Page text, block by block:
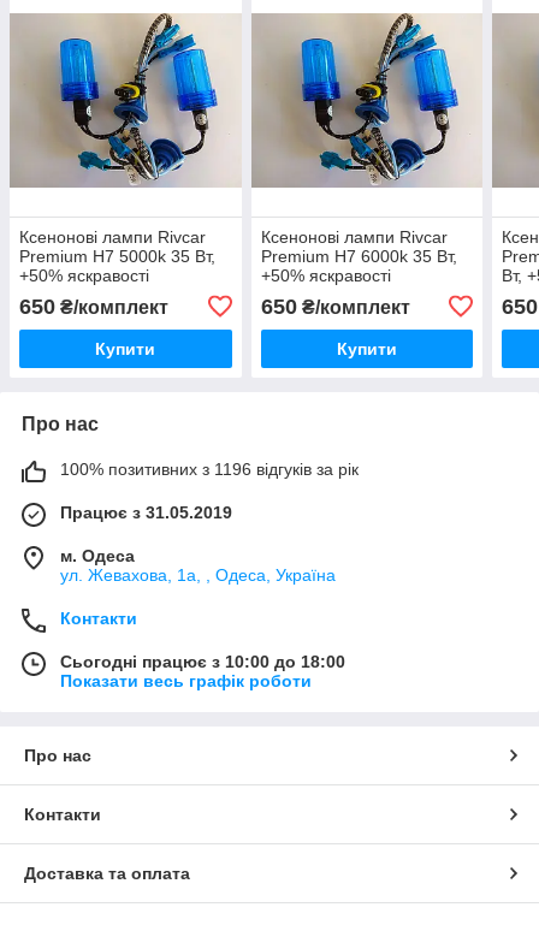
Ксенонові лампи Rivcar
Premium H7 5000k 35 Вт,
+50% яскравості
650 ₴/комплект
Купити
Ксенонові лампи Rivcar
Premium H7 6000k 35 Вт,
+50% яскравості
650₴/комплект
Купити
Вт,
650
Про нас
100% позитивних з 1196 відгуків за рік
Працює з 31.05.2019
м. Одеса
ул. Жевахова, 1a, , Одеса, Україна
Контакти
Сьогодні працює з 10:00 до 18:00
Показати весь графік роботи
Про нас
Контакти
Доставка та оплата